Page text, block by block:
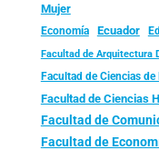
Mujer
Economía Ecuador
Facultad de Arquitectura
Facultad de Ciencias
Facultad de Ciencias
Facultad de
Facultad de